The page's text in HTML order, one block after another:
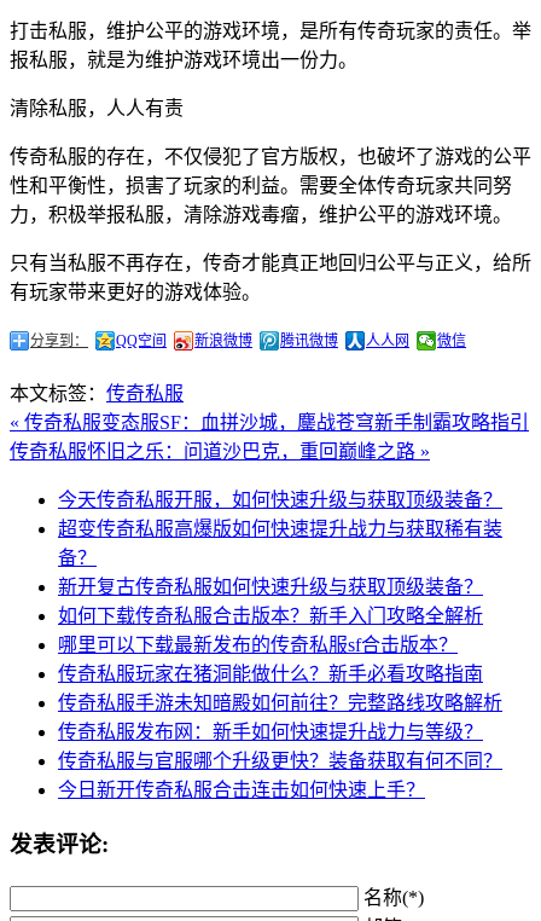
打击私服，维护公平的游戏环境，是所有传奇玩家的责任。举
报私服，就是为维护游戏环境出一份力。
清除私服，人人有责
传奇私服的存在，不仅侵犯了官方版权，也破坏了游戏的公平
性和平衡性，损害了玩家的利益。需要全体传奇玩家共同努
力，积极举报私服，清除游戏毒瘤，维护公平的游戏环境。
只有当私服不再存在，传奇才能真正地回归公平与正义，给所
有玩家带来更好的游戏体验。
分享到： QQ空间 新浪微博 腾讯微博 人人网 微信
本文标签： 传奇私服
« 传奇私服变态服SF：血拼沙城，鏖战苍穹新手制霸攻略指引
传奇私服怀旧之乐：问道沙巴克，重回巅峰之路 »
今天传奇私服开服，如何快速升级与获取顶级装备？
超变传奇私服高爆版如何快速提升战力与获取稀有装
备？
新开复古传奇私服如何快速升级与获取顶级装备？
如何下载传奇私服合击版本？新手入门攻略全解析
哪里可以下载最新发布的传奇私服sf合击版本？
传奇私服玩家在猪洞能做什么？新手必看攻略指南
传奇私服手游未知暗殿如何前往？完整路线攻略解析
传奇私服发布网：新手如何快速提升战力与等级？
传奇私服与官服哪个升级更快？装备获取有何不同？
今日新开传奇私服合击连击如何快速上手？
发表评论:
名称(*)